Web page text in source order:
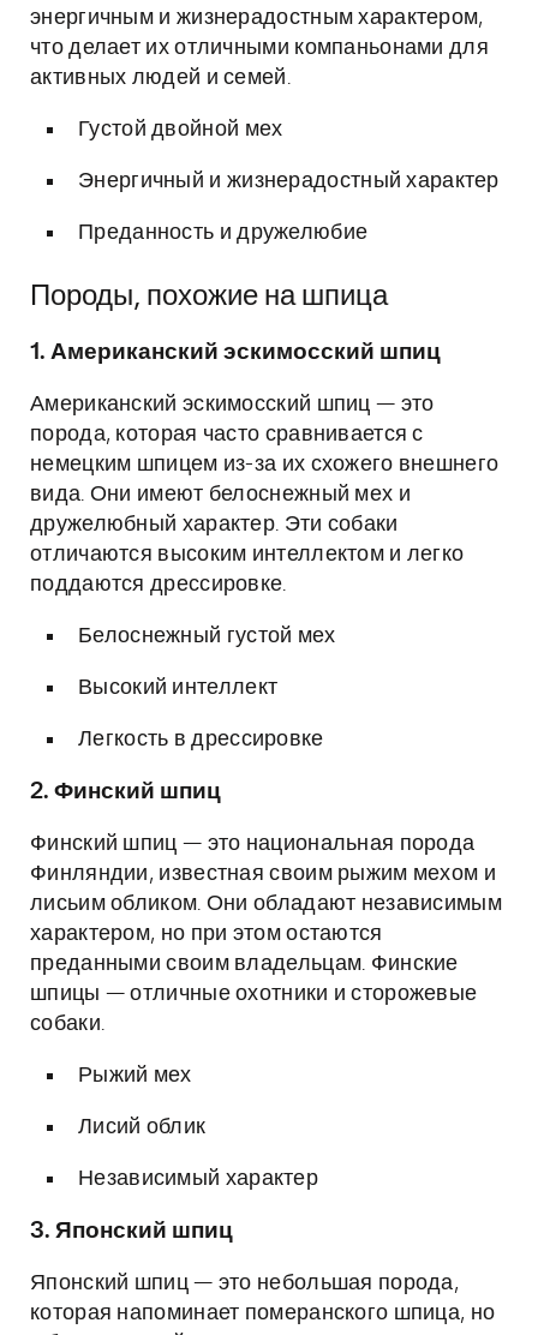
энергичным и жизнерадостным характером,
что делает их отличными компаньонами для
активных людей и семей.
Густой двойной мех
Энергичный и жизнерадостный характер
Преданность и дружелюбие
Породы, похожие на шпица
1. Американский эскимосский шпиц
Американский эскимосский шпиц — это
порода, которая часто сравнивается с
немецким шпицем из-за их схожего внешнего
вида. Они имеют белоснежный мех и
дружелюбный характер. Эти собаки
отличаются высоким интеллектом и легко
поддаются дрессировке.
Белоснежный густой мех
Высокий интеллект
Легкость в дрессировке
2. Финский шпиц
Финский шпиц — это национальная порода
Финляндии, известная своим рыжим мехом и
лисьим обликом. Они обладают независимым
характером, но при этом остаются
преданными своим владельцам. Финские
шпицы — отличные охотники и сторожевые
собаки.
Рыжий мех
Лисий облик
Независимый характер
3. Японский шпиц
Японский шпиц — это небольшая порода,
которая напоминает померанского шпица, но